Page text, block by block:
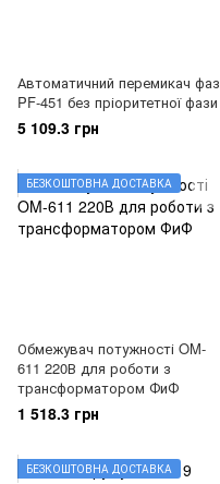
Автоматичний перемикач фаз
PF-451 без пріоритетної фази
5 109.3 грн
БЕЗКОШТОВНА ДОСТАВКА
Обмежувач потужності OM-
611 220В для роботи з
трансформатором ФиФ
1 518.3 грн
БЕЗКОШТОВНА ДОСТАВКА